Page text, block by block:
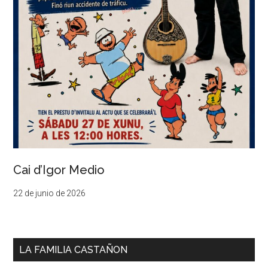
Cai d’Igor Medio
22 de junio de 2026
LA FAMILIA CASTAÑON